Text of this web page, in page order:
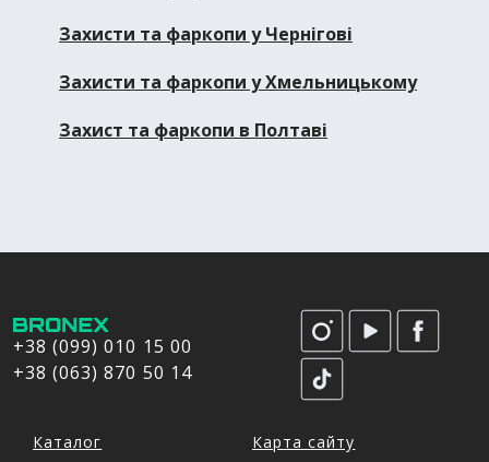
Захисти та фаркопи у Чернігові
Захисти та фаркопи у Хмельницькому
Захист та фаркопи в Полтаві
+38 (099) 010 15 00
+38 (063) 870 50 14
Каталог
Карта сайту